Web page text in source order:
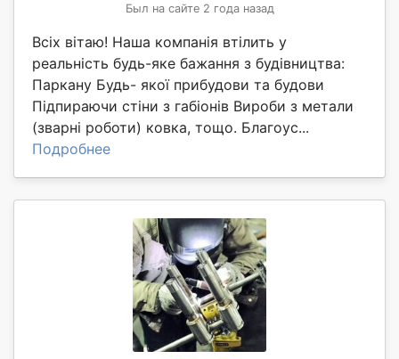
Был на сайте 2 года назад
Всіх вітаю! Наша компанія втілить у
реальність будь-яке бажання з будівництва:
Паркану Будь- якої прибудови та будови
Підпираючи стіни з габіонів Вироби з метали
(зварні роботи) ковка, тощо. Благоус...
Подробнее